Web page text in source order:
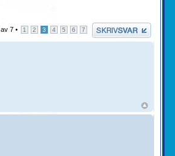
Skriv et svar
av7 • 1 2 3 4 5 6 7